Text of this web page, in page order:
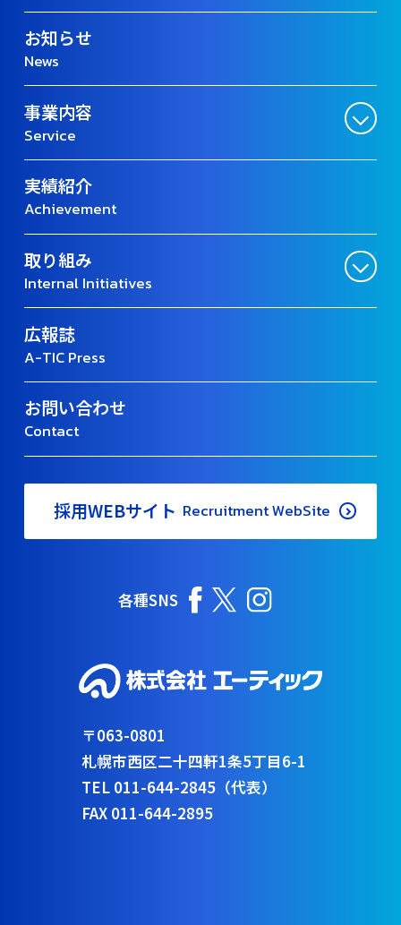
お知らせ
News
事業内容
Service
実績紹介
Achievement
取り組み
Internal Initiatives
広報誌
A-TIC Press
お問い合わせ
Contact
採用WEBサイト Recruitment WebSite
各種SNS
〒063-0801
札幌市西区二十四軒1条5丁目6-1
TEL 011-644-2845（代表）
FAX 011-644-2895